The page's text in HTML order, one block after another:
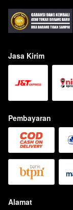
Jasa Kirim
Pembayaran
Alamat